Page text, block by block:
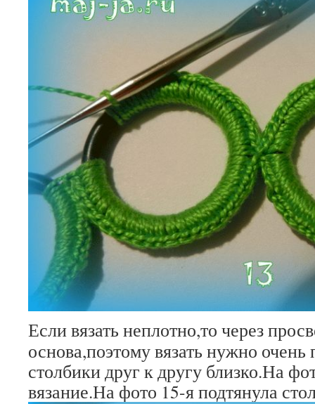
Если вязать неплотно,то через
основа,поэтому вязать нужно очень
столбики друг к другу близко.На
вязание.На фото 15-я подтянула